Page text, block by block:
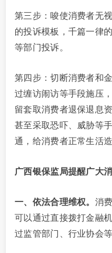
第三步：唆使消费者无
的投诉模板，千篇一律
等部门投诉。
第四步：切断消费者和
过缠访闹访等手段施压
留套取消费者退保退息
甚至采取恐吓、威胁等
通，给消费者正常生活造
广西银保监局提醒广大
一、依法合理维权。 消
可以通过直接拨打金融
过监管部门、行业协会